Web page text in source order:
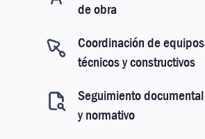
de obra
Coordinación de equipos
técnicos y constructivos
Seguimiento documental
y normativo